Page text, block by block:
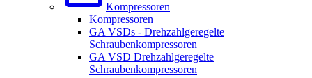
Kompressoren
Kompressoren
GA VSDs - Drehzahlgeregelte
Schraubenkompressoren
GA VSD Drehzahlgeregelte
Schraubenkompressoren